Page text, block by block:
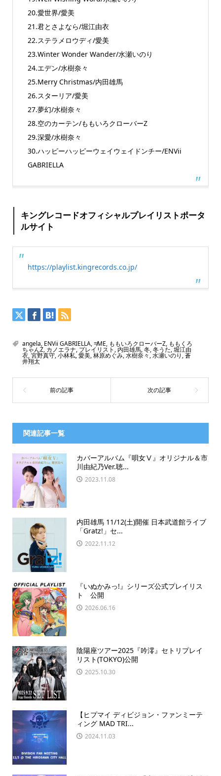
20.愛世界/愛美
21.君とさよなら/堀江由衣
22.ステラメロウディ/愛美
23.Winter Wonder Wander/水瀬いのり
24.エデン/水樹奈々
25.Merry Christmas/内田雄馬
26.スターリア/愛美
27.夢幻/水樹奈々
28.空のカーテン/ももいろクローバーZ
29.深愛/水樹奈々
30.ハッピーハッピーウェイウェイドンチー/ENVii
GABRIELLA
キングレコードオフィシャルプレイリストポータ
ルサイト
https://playlist.kingrecords.co.jp/
angela, ENVii GABRIELLA,≠ME, ももいろクローバーZ, ももくろ
ちゃんZ, カノエラナ, プレイリスト,内田雄馬,冬,冬うた,堀江由
衣,宮野真守,小林私,愛美,林原めぐみ,水樹奈々,水瀬いのり ,蒼
井翔太
関連記事一覧
カバーアルバム『唄女Ⅴ』オリジナル＆市
川由紀乃Ver.聴...
2023.11.08
内田雄馬 11/12(土)開催 日本武道館ライブ
「Gratz!」セ...
2022.11.12
『いぬかみっ!』シリーズ公式プレイリス
ト 公開
2026.06.16
陰陽座ツアー2025『吟澪』セトリプレイ
リスト(TOKYO)公開
2025.10.30
【ヒプマイ ディビジョン・ファンミーテ
ィング MAD TRI...
2024.11.03